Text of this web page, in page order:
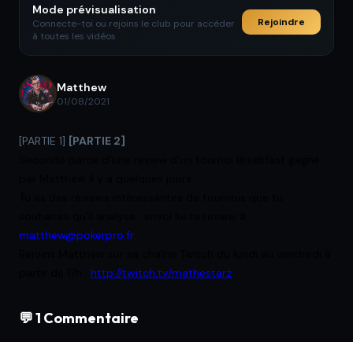
Mode prévisualisation
Connecte-toi ou rejoins le club pour accéder
à toutes les vidéos
Rejoindre
Matthew
01/08/2021
[PARTIE 1] [PARTIE 2]
matthew@pokerpro.fr
http://twitch.tv/mathestarz
💬 1 Commentaire